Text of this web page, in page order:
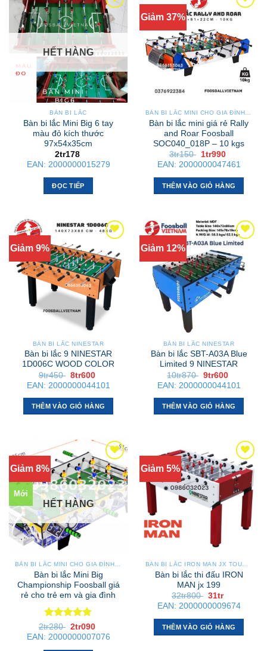
HẾT HÀNG
BÀN BI LẮC
Bàn bi lắc Mini Big 6 tay
màu đỏ kích thước
97x54x35cm
2tr178
EAN: 2000000015279
ĐỌC TIẾP
Giảm 37%
Bàn bi lắc mini giá rẻ Rally
and Roar Foosball
SOC040_018P – 10 kgs
3tr150
Giá
gốc
là:
3tr150 .
1tr990
hiện
tại
là:
1tr990 .
EAN: 2000000047461
THÊM VÀO GIỎ HÀNG
Giảm 9%
BÀN BI LẮC NINESTAR
Bàn bi lắc 9 NINESTAR
1D006C WOOD COLOR
9tr450 Giá
gốc
là:
9tr450 .
8tr600
hiện
tại
là:
8tr600 .
EAN: 2000000044101
THÊM VÀO GIỎ HÀNG
Giảm 12%
BÀN BI LẮC NINESTAR
Bàn bi lắc SBT-A03A Blue
Limited 9 NINESTAR
10tr870 Giá
gốc
là:
10tr870 .
9tr600
hiện
tại
là:
9tr600 .
EAN: 2000000044101
THÊM VÀO GIỎ HÀNG
Giảm 8%
Mới
HẾT HÀNG
Bàn bi lắc Mini Big
Championship Foosball giá
rẻ cho trẻ em và gia đình
Được xếp
hạng55
2tr280 Giá
gốc
là:
2tr090
hiện
tại
EAN: 2000000007076
Giảm 5%
Bàn bi lắc thi đấu IRON
MAN jx 199
32tr800 Giá
gốc
là:
32tr800 .
31tr
hiện
tại
là:
31tr .
EAN: 2000000009674
THÊM VÀO GIỎ HÀNG